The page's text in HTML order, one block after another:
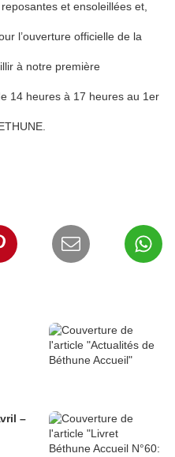
et ensoleillées et,
l’ouverture officielle de la
à notre première
14 heures à 17 heures au 1er
–